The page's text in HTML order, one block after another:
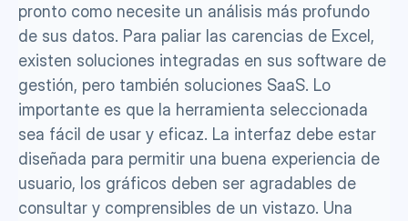
pronto como necesite un análisis más profundo
de sus datos. Para paliar las carencias de Excel,
existen soluciones integradas en sus software de
gestión, pero también soluciones SaaS. Lo
importante es que la herramienta seleccionada
sea fácil de usar y eficaz. La interfaz debe estar
diseñada para permitir una buena experiencia de
usuario, los gráficos deben ser agradables de
consultar y comprensibles de un vistazo. Una